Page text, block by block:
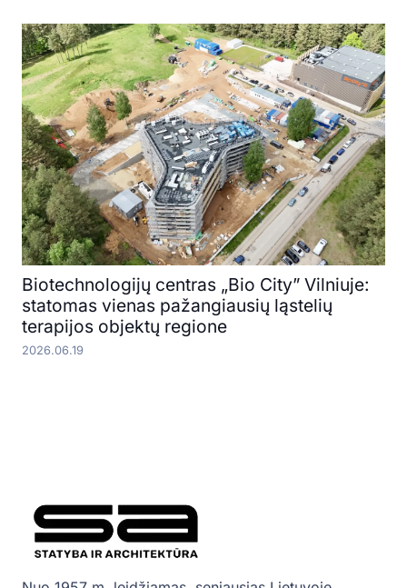
Biotechnologijų centras „Bio City” Vilniuje:
statomas vienas pažangiausių ląstelių
terapijos objektų regione
2026.06.19